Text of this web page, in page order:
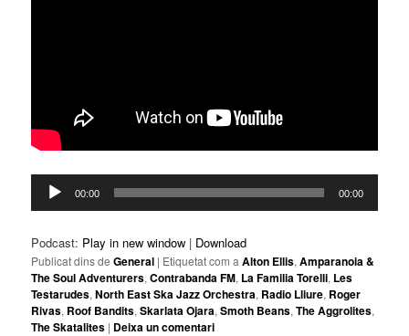
Reproductor
d'àudio
00:00 00:00
Podcast: Play in new window | Download
Publicat dins de General | Etiquetat com a Alton Ellis,Amparanoia &
The Soul Adventurers,Contrabanda FM, La Familia Torelli, Les
Testarudes,North East Ska Jazz Orchestra, Radio Lliure, Roger
Rivas, Roof Bandits,Skarlata Ojara,Smoth Beans,The Aggrolites,
The Skatalites | Deixa un comentari